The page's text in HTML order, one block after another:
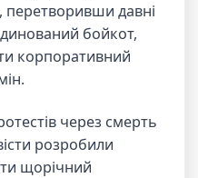
перетворивши давні
бойкот,
корпоративний
через смерть
розробили
щорічний